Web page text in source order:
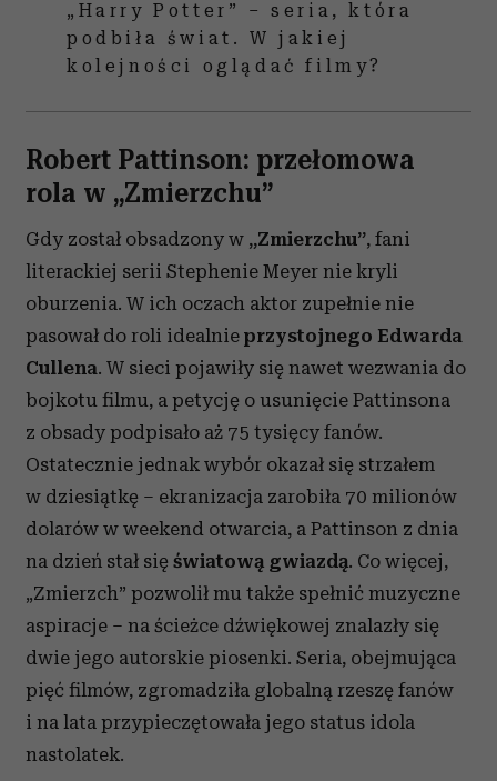
Partnerzy mogą połączyć te informacje z innymi danymi
otrzymanymi od Ciebie lub uzyskanymi podczas
korzystania z ich usług.
„Harry Potter” – seria, która
podbiła świat. W jakiej
kolejności oglądać filmy?
Robert Pattinson: przełomowa
rola w „Zmierzchu”
Gdy został obsadzony w „Zmierzchu”, fani
literackiej serii Stephenie Meyer nie kryli
oburzenia. W ich oczach aktor zupełnie nie
pasował do roli idealnie przystojnego Edwarda
Cullena. W sieci pojawiły się nawet wezwania do
bojkotu filmu, a petycję o usunięcie Pattinsona
z obsady podpisało aż 75 tysięcy fanów.
Ostatecznie jednak wybór okazał się strzałem
w dziesiątkę – ekranizacja zarobiła 70 milionów
dolarów w weekend otwarcia, a Pattinson z dnia
na dzień stał się światową gwiazdą. Co więcej,
„Zmierzch” pozwolił mu także spełnić muzyczne
aspiracje – na ścieżce dźwiękowej znalazły się
dwie jego autorskie piosenki. Seria, obejmująca
pięć filmów, zgromadziła globalną rzeszę fanów
i na lata przypieczętowała jego status idola
nastolatek.